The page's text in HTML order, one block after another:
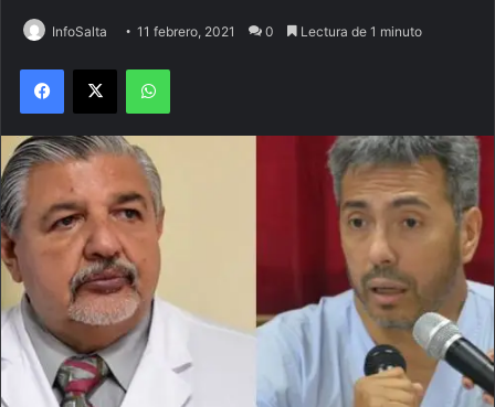
InfoSalta 11 febrero, 2021 0 Lectura de 1 minuto
Facebook
X WhatsApp